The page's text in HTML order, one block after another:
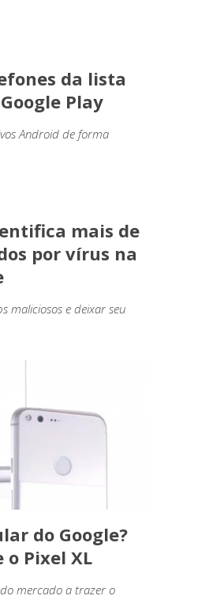
da lista
Play
Android de forma
mais de
por vírus na
maliciosos e deixar seu
do Google?
o Pixel XL
mercado a trazer o